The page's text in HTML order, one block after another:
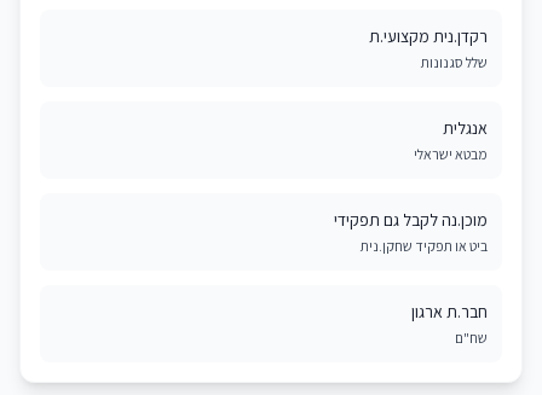
רקדן.נית מקצועי.ת
שלל סגנונות
אנגלית
מבטא ישראלי
מוכן.נה לקבל גם תפקידי
ביט או תפקיד שחקן.נית
חבר.ת ארגון
שח"ם